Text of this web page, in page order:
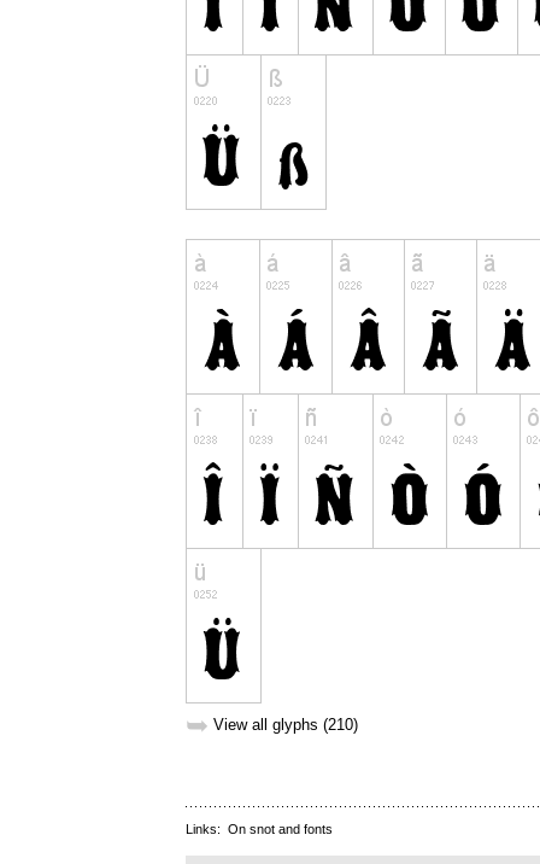
➥ View all glyphs (210)
Links: On snot and fonts